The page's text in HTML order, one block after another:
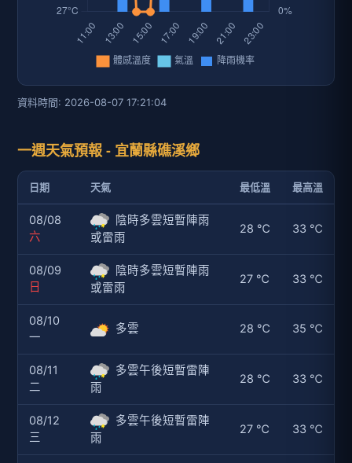
資料時間: 2026-08-07 17:21:04
一週天氣預報 - 宜蘭縣礁溪鄉
日期 天氣 最低溫 最高溫
08/08
六
陰時多雲短暫陣雨
或雷雨
28 ℃ 33 ℃
08/09
日
陰時多雲短暫陣雨
或雷雨
27 ℃ 33 ℃
08/10
一
多雲 28 ℃ 35 ℃
08/11
二
多雲午後短暫雷陣
雨
28 ℃ 33 ℃
08/12
三
多雲午後短暫雷陣
雨
27 ℃ 33 ℃